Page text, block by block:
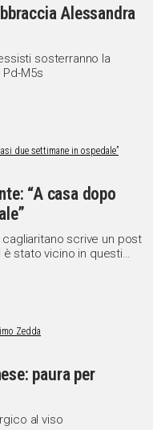
Alessandra
sosterranno la
M5s
“A casa dopo
scrive un post
è stato vicino in questi
paura per
al viso